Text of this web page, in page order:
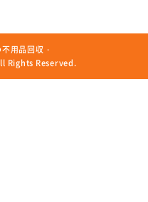
用品回収・
Rights Reserved.